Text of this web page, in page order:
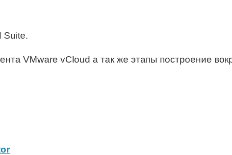
Suite.
VMware vCloud а так же этапы построение